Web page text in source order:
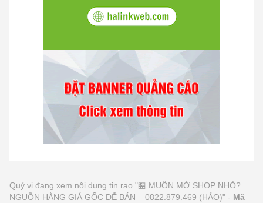
Quý vị đang xem nội dung tin rao "🏪 MUỐN MỞ SHOP NHỎ?
NGUỒN HÀNG GIÁ GỐC DỄ BÁN – 0822.879.469 (HẢO)" - Mã